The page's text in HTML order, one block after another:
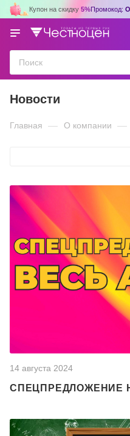
Купон на скидку 5%Промокод:
Новости
Главная — О компании —
14 августа 2024
СПЕЦПРЕДЛОЖЕНИЕ